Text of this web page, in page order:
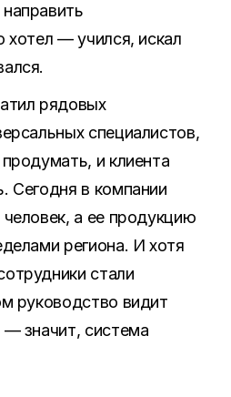
хотел — учился, искал
рядовых
специалистов,
и клиента
Сегодня в компании
а ее продукцию
региона. И хотя
стали
руководство видит
значит, система